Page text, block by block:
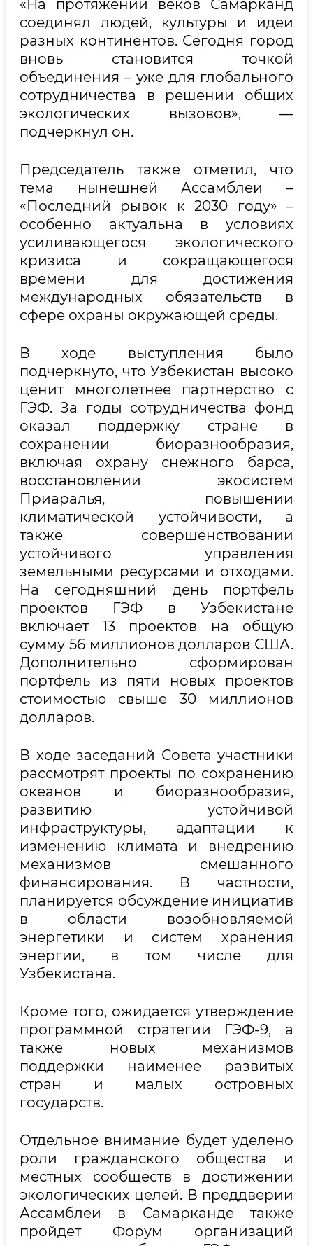
«На протяжении веков Самарканд
соединял людей, культуры и идеи
разных континентов. Сегодня город
вновь становится точкой
объединения – уже для глобального
сотрудничества в решении общих
экологических вызовов», —
подчеркнул он.
Председатель также отметил, что
тема нынешней Ассамблеи –
«Последний рывок к 2030 году» –
особенно актуальна в условиях
усиливающегося экологического
кризиса и сокращающегося
времени для достижения
международных обязательств в
сфере охраны окружающей среды.
В ходе выступления было
подчеркнуто, что Узбекистан высоко
ценит многолетнее партнерство с
ГЭФ. За годы сотрудничества фонд
оказал поддержку стране в
сохранении биоразнообразия,
включая охрану снежного барса,
восстановлении экосистем
Приаралья, повышении
климатической устойчивости, а
также совершенствовании
устойчивого управления
земельными ресурсами и отходами.
На сегодняшний день портфель
проектов ГЭФ в Узбекистане
включает 13 проектов на общую
сумму 56 миллионов долларов США.
Дополнительно сформирован
портфель из пяти новых проектов
стоимостью свыше 30 миллионов
долларов.
В ходе заседаний Совета участники
рассмотрят проекты по сохранению
океанов и биоразнообразия,
развитию устойчивой
инфраструктуры, адаптации к
изменению климата и внедрению
механизмов смешанного
финансирования. В частности,
планируется обсуждение инициатив
в области возобновляемой
энергетики и систем хранения
энергии, в том числе для
Узбекистана.
Кроме того, ожидается утверждение
программной стратегии ГЭФ-9, а
также новых механизмов
поддержки наименее развитых
стран и малых островных
государств.
Отдельное внимание будет уделено
роли гражданского общества и
местных сообществ в достижении
экологических целей. В преддверии
Ассамблеи в Самарканде также
пройдет Форум организаций